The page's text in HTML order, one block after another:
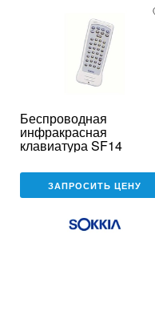
Беспроводная
инфракрасная
клавиатура SF14
ЗАПРОСИТЬ ЦЕНУ